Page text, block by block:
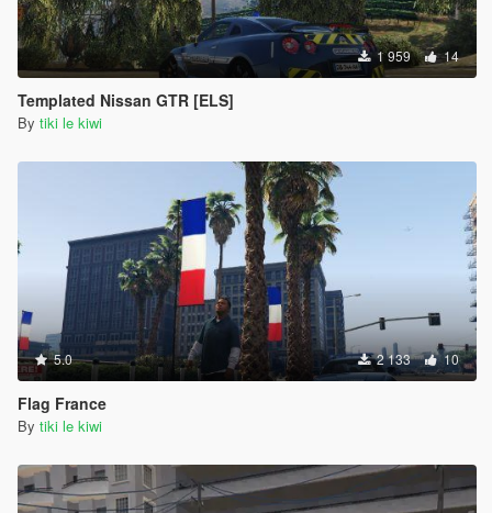
1 959 14
Templated Nissan GTR [ELS]
By tiki le kiwi
5.0 2 133 10
Flag France
By tiki le kiwi